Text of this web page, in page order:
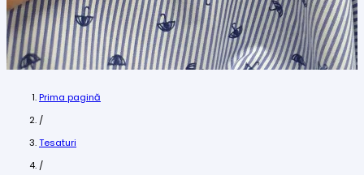
Prima pagină
/
Tesaturi
/